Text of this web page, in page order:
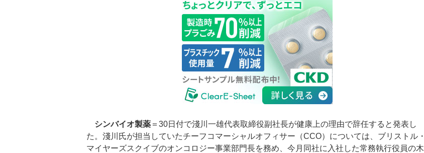
シンバイオ製薬 ＝30日付で淺川一雄代表取締役副社長が健康上の理由で辞任すると発表し
た。淺川氏が担当していたチーフコマーシャルオフィサー（CCO）については、ブリストル・
マイヤーズスクイブのオンコロジー事業部門長を務め、今月同社に入社した常務執行役員の木